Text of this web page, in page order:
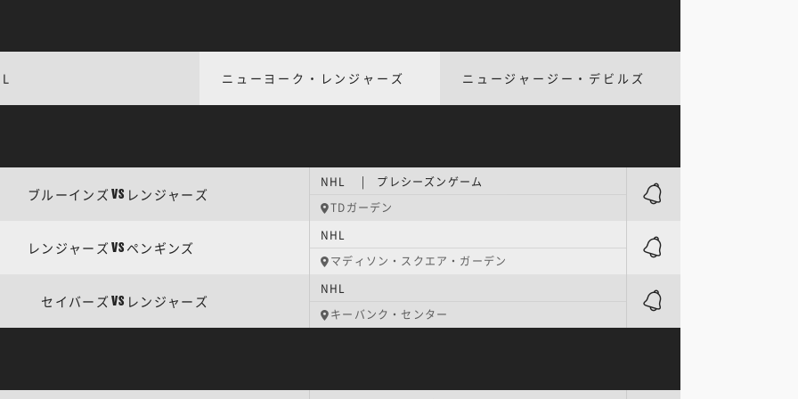
ニューヨーク・レンジャーズ ニュージャージー・デビルズ
ブルーインズ VS レンジャーズ
NHL | プレシーズンゲーム
TDガーデン
レンジャーズ VS ペンギンズ
NHL
マディソン・スクエア・ガーデン
セイバーズ VS レンジャーズ
NHL
キーバンク・センター